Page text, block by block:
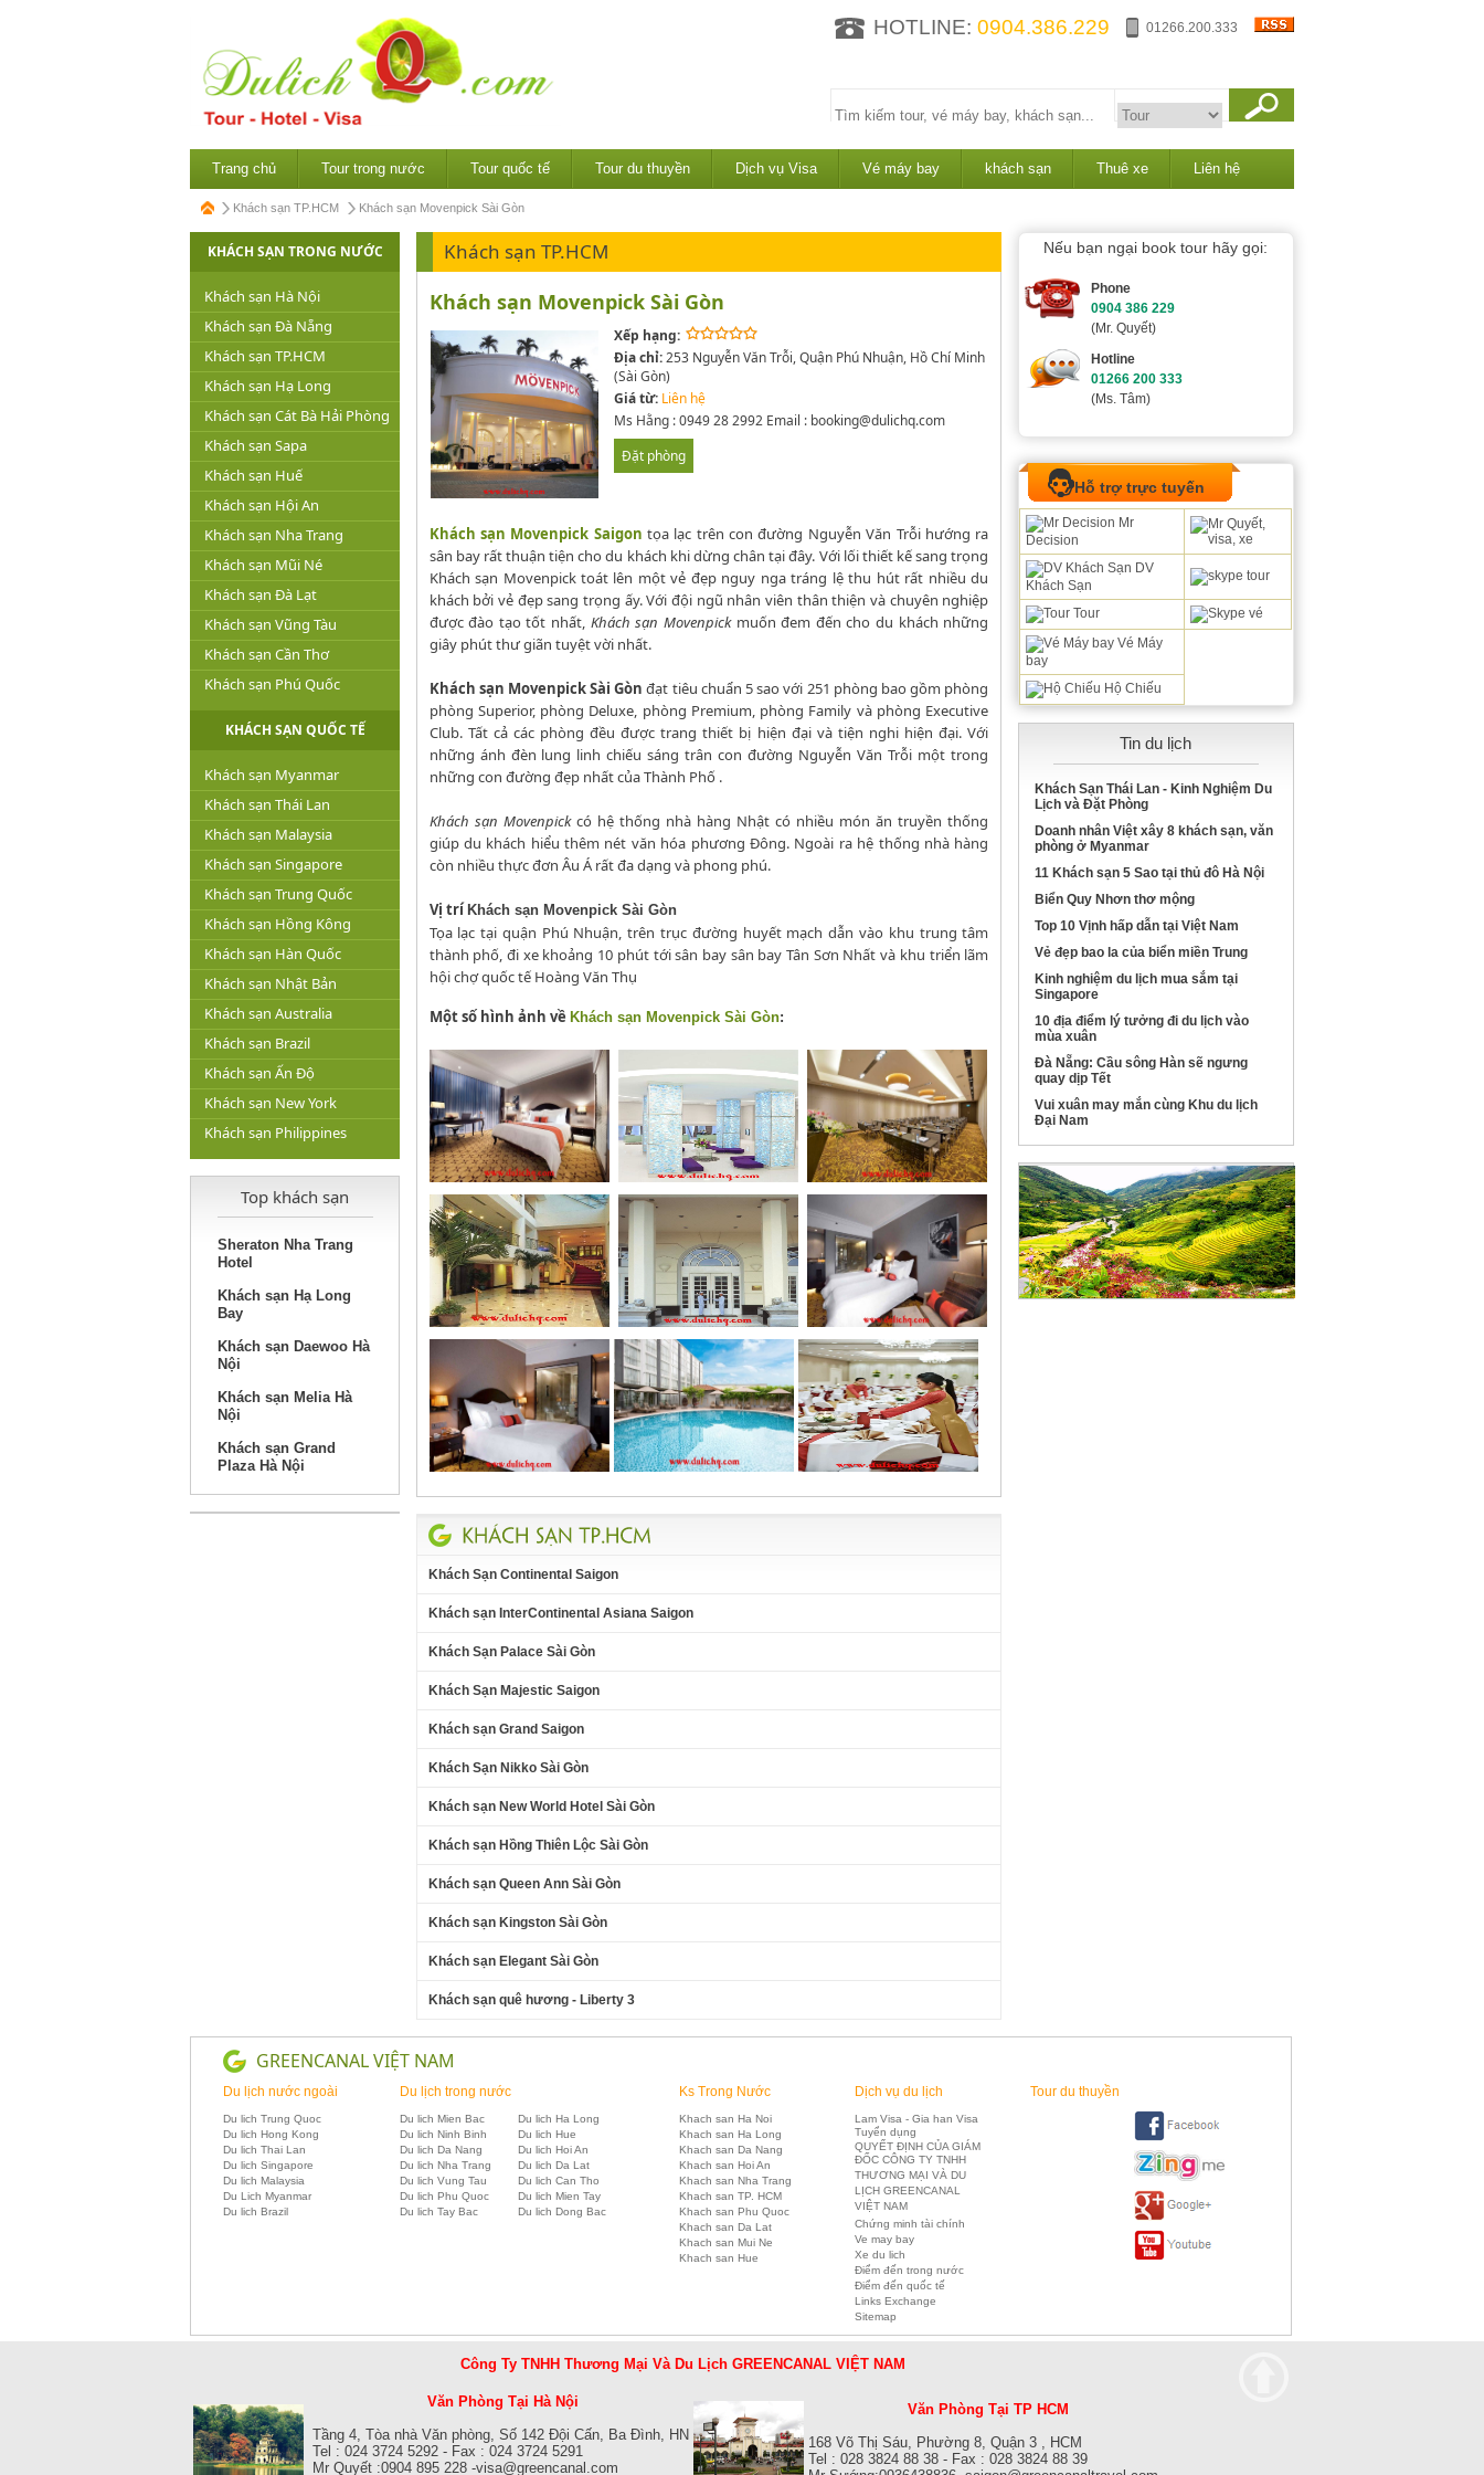
HOTLINE: 0904.386.229 01266.200.333
Trang chủ Tour trong nước Tour quốc tế Tour du thuyền Dịch vụ Visa Vé máy bay khách sạn Thuê xe Liên hệ
Khách sạn TP.HCM Khách sạn Movenpick Sài Gòn
KHÁCH SẠN TRONG NƯỚC
Khách sạn Hà Nội
Khách sạn Đà Nẵng
Khách sạn TP.HCM
Khách sạn Hạ Long
Khách sạn Cát Bà Hải Phòng
Khách sạn Sapa
Khách sạn Huế
Khách sạn Hội An
Khách sạn Nha Trang
Khách sạn Mũi Né
Khách sạn Đà Lạt
Khách sạn Vũng Tàu
Khách sạn Cần Thơ
Khách sạn Phú Quốc
KHÁCH SẠN QUỐC TẾ
Khách sạn Myanmar
Khách sạn Thái Lan
Khách sạn Malaysia
Khách sạn Singapore
Khách sạn Trung Quốc
Khách sạn Hồng Kông
Khách sạn Hàn Quốc
Khách sạn Nhật Bản
Khách sạn Australia
Khách sạn Brazil
Khách sạn Ấn Độ
Khách sạn New York
Khách sạn Philippines
Top khách sạn
Sheraton Nha Trang
Hotel
Khách sạn Hạ Long
Bay
Khách sạn Daewoo Hà
Nội
Khách sạn Melia Hà
Nội
Khách sạn Grand
Plaza Hà Nội
Khách sạn TP.HCM
Khách sạn Movenpick Sài Gòn
Xếp hạng:
Địa chỉ:253 Nguyễn Văn Trỗi, Quận Phú Nhuận, Hồ Chí Minh
(Sài Gòn)
Giá từ: Liên hệ
Ms Hằng : 0949 28 2992 Email : booking@dulichq.com
Đặt phòng
Khách sạn Movenpick Saigon tọa lạc trên con đường Nguyễn Văn Trỗi hướng ra
sân bay rất thuận tiện cho du khách khi dừng chân tại đây. Với lối thiết kế sang trọng
Khách sạn Movenpick toát lên một vẻ đẹp nguy nga tráng lệ thu hút rất nhiều du
khách bởi vẻ đẹp sang trọng ấy. Với đội ngũ nhân viên thân thiện và chuyên nghiệp
được đào tạo tốt nhất, Khách sạn Movenpickmuốn đem đến cho du khách những
giây phút thư giãn tuyệt vời nhất.
Khách sạn MovenpickSài Gònđạt tiêu chuẩn 5 sao với 251 phòng bao gồm phòng
phòng Superior, phòng Deluxe, phòng Premium, phòng Family và phòng Executive
Club. Tất cả các phòng đều được trang thiết bị hiện đại và tiện nghi hiện đại. Với
những ánh đèn lung linh chiếu sáng trân con đường Nguyễn Văn Trỗi một trong
những con đường đẹp nhất của Thành Phố .
Khách sạn Movenpickcó hệ thống nhà hàng Nhật có nhiều món ăn truyền thống
giúp du khách hiểu thêm nét văn hóa phương Đông. Ngoài ra hệ thống nhà hàng
còn nhiều thực đơn Âu Á rất đa dạng và phong phú.
Vị trí Khách sạn Movenpick Sài Gòn
Tọa lạc tại quận Phú Nhuận, trên trục đường huyết mạch dẫn vào khu trung tâm
thành phố, đi xe khoảng 10 phút tới sân bay sân bay Tân Sơn Nhất và khu triển lãm
hội chợ quốc tế Hoàng Văn Thụ
Một số hình ảnh về Khách sạn Movenpick Sài Gòn:
Khách Sạn Continental Saigon
Khách sạn InterContinental Asiana Saigon
Khách Sạn Palace Sài Gòn
Khách Sạn Majestic Saigon
Khách sạn Grand Saigon
Khách Sạn Nikko Sài Gòn
Khách sạn New World Hotel Sài Gòn
Khách sạn Hồng Thiên Lộc Sài Gòn
Khách sạn Queen Ann Sài Gòn
Khách sạn Kingston Sài Gòn
Khách sạn Elegant Sài Gòn
Khách sạn quê hương - Liberty 3
Nếu bạn ngại book tour hãy gọi:
Phone
0904 386 229
(Mr. Quyết)
Hotline
01266 200 333
(Ms. Tâm)
Hỗ trợ trực tuyến
Mr
Decision
DV
Khách Sạn
Tour
Vé Máy
bay
Hộ Chiếu
Tin du lịch
Khách Sạn Thái Lan - Kinh Nghiệm Du
Lịch và Đặt Phòng
Doanh nhân Việt xây 8 khách sạn, văn
phòng ở Myanmar
11 Khách sạn 5 Sao tại thủ đô Hà Nội
Biển Quy Nhơn thơ mộng
Top 10 Vịnh hấp dẫn tại Việt Nam
Vẻ đẹp bao la của biển miền Trung
Kinh nghiệm du lịch mua sắm tại
Singapore
10 địa điểm lý tưởng đi du lịch vào
mùa xuân
Đà Nẵng: Cầu sông Hàn sẽ ngưng
quay dịp Tết
Vui xuân may mắn cùng Khu du lịch
Đại Nam
GREENCANAL VIỆT NAM
Du lịch nước ngoài
Du lich Trung Quoc
Du lich Hong Kong
Du lich Thai Lan
Du lich Singapore
Du lich Malaysia
Du Lich Myanmar
Du lich Brazil
Du lịch trong nước
Du lich Mien Bac
Du lich Ha Long
Du lich Ninh Binh
Du lich Hue
Du lich Da Nang
Du lich Hoi An
Du lich Nha Trang
Du lich Da Lat
Du lich Vung Tau
Du lich Can Tho
Du lich Phu Quoc
Du lich Mien Tay
Du lich Tay Bac
Du lich Dong Bac
Ks Trong Nước
Khach san Ha Noi
Khach san Ha Long
Khach san Da Nang
Khach san Hoi An
Khach san Nha Trang
Khach san TP. HCM
Khach san Phu Quoc
Khach san Da Lat
Khach san Mui Ne
Khach san Hue
Dịch vụ du lịch
Lam Visa - Gia han Visa
Tuyển dụng
QUYẾT ĐỊNH CỦA GIÁM
ĐỐC CÔNG TY TNHH
THƯƠNG MẠI VÀ DU
LỊCH GREENCANAL
VIỆT NAM
Chứng minh tài chính
Ve may bay
Xe du lich
Điểm đến trong nước
Điểm đến quốc tế
Links Exchange
Sitemap
Tour du thuyền
Công Ty TNHH Thương Mại Và Du Lịch GREENCANAL VIỆT NAM
Văn Phòng Tại Hà Nội
Tầng 4, Tòa nhà Văn phòng, Số 142 Đội Cấn, Ba Đình, HN
Tel : 024 3724 5292 - Fax : 024 3724 5291
Mr Quyết :0904 895 228 -visa@greencanal.com
Văn Phòng Tại TP HCM
168 Võ Thị Sáu, Phường 8, Quận 3 , HCM
Tel : 028 3824 88 38 - Fax : 028 3824 88 39